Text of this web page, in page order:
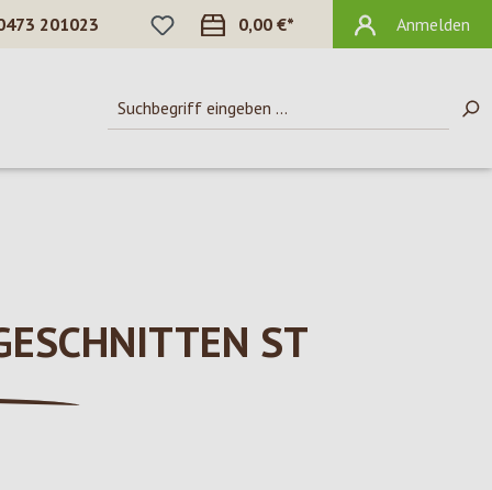
201023
DU HAST 0 PRODUKTE AUF DEM
0,00 €* Anmelden
ST